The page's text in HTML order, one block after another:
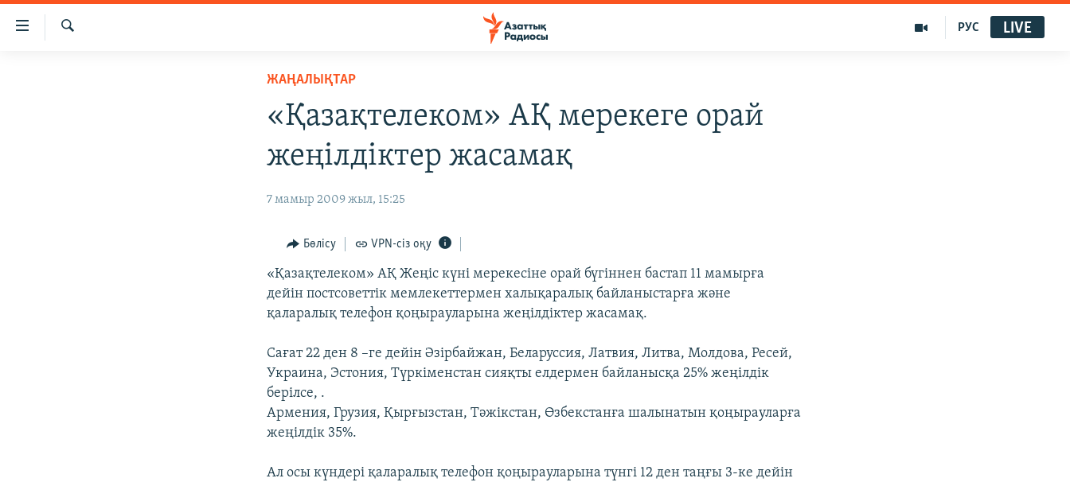
Accessibility
РУС LIVE
ЖАҢАЛЫҚТАР
«Қазақтелеком» АҚ мерекеге орай
жеңілдіктер жасамақ
7 мамыр 2009 жыл, 15:25
Бөлісу VPN-сіз оқу
«Қазақтелеком» АҚ Жеңіс күні мерекесіне орай бүгіннен бастап 11 мамырға
дейін постсоветтік мемлекеттермен халықаралық байланыстарға және
қаларалық телефон қоңырауларына жеңілдіктер жасамақ.
Сағат 22 ден 8 –ге дейін Әзірбайжан, Беларуссия, Латвия, Литва, Молдова, Ресей,
Украина, Эстония, Түркіменстан сияқты елдермен байланысқа 25% жеңілдік
берілсе, .
Армения, Грузия, Қырғызстан, Тәжікстан, Өзбекстанға шалынатын қоңырауларға
жеңілдік 35%.
Ал осы күндері қаларалық телефон қоңырауларына түнгі 12 ден таңғы 3-ке дейін